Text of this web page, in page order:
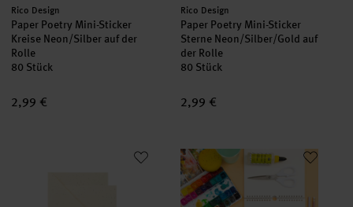
Hersteller:
Rico Design
Paper Poetry Mini-Sticker
Kreise Neon/Silber auf der
Rolle
80 Stück
2,99 €
Hersteller:
Rico Design
Paper Poetry Mini-Sticker
Sterne Neon/Silber/Gold auf
der Rolle
80 Stück
2,99 €
Paper Poetry Kartenset Elfenbein C7/A7Anleitung Aquarell-